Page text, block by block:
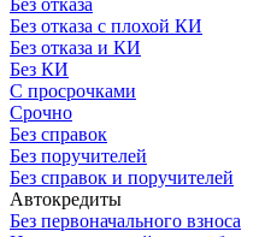
Без отказа
Без отказа с плохой КИ
Без отказа и КИ
Без КИ
С просрочками
Срочно
Без справок
Без поручителей
Без справок и поручителей
Автокредиты
Без первоначального взноса